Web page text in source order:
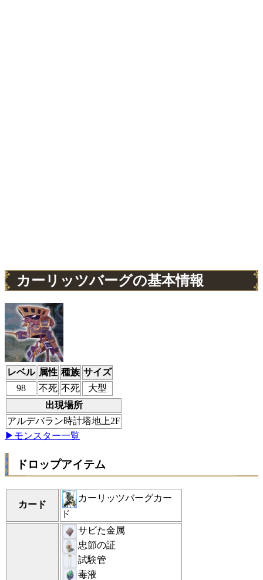
カーリッツバーグの基本情報
レベル 属性 種族 サイズ
98
不死 不死
大型
出現場所
アルデバラン時計塔地上2F
▶モンスター一覧
ドロップアイテム
カード
カーリッツバーグカー
ド
サビた金属
忠節の証
試験管
毒液